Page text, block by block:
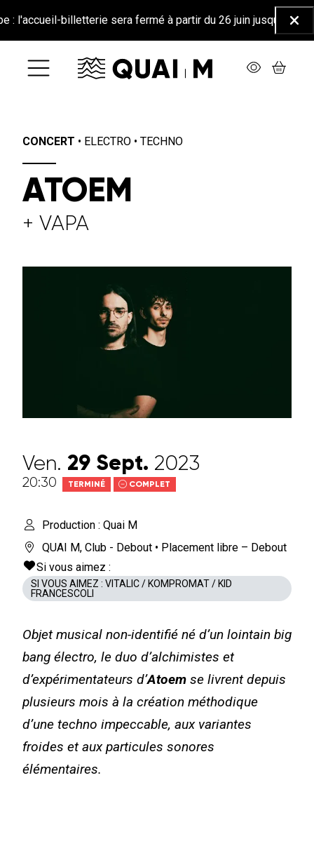
billetterie sera fermé à partir du 26 juin jusqu'au 25 août
CONCERT • ELECTRO • TECHNO
ATOEM
+ VAPA
Ven. 29 Sept. 2023
20:30 TERMINÉ COMPLET
Production : Quai M
QUAI M, Club - Debout • Placement libre – Debout
Si vous aimez :
SI VOUS AIMEZ : VITALIC / KOMPROMAT / KID
FRANCESCOLI
Objet musical non-identifié né d’un lointain big
bang électro, le duo d’alchimistes et
d’expérimentateurs d’Atoem se livrent depuis
plusieurs mois à la création méthodique
d’une techno impeccable, aux variantes
froides et aux particules sonores
élémentaires.